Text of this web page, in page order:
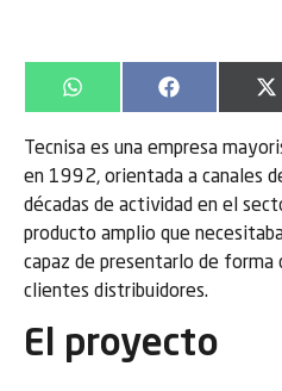
WhatsApp Facebook
X
Tecnisa es una empresa
en 1992, orientada a canales
décadas de actividad en el
producto amplio que
capaz de presentarlo de forma
clientes distribuidores.
El proyecto